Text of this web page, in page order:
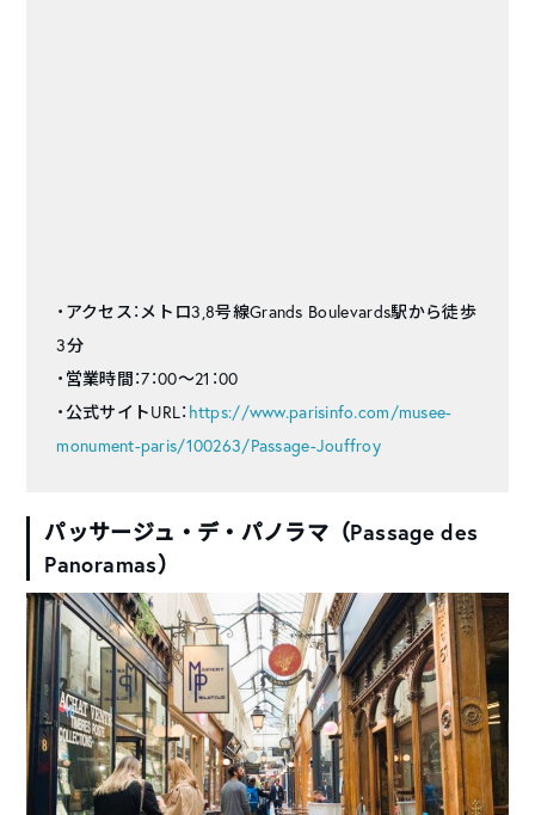
・アクセス：メトロ3,8号線Grands Boulevards駅から徒歩
3分
・営業時間：7：00～21：00
・公式サイトURL： https://www.parisinfo.com/musee-
monument-paris/100263/Passage-Jouffroy
パッサージュ・デ・パノラマ（Passage des
Panoramas）